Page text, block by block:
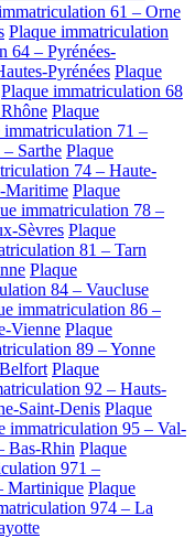
61 – Orne
Plaque immatriculation
64 – Pyrénées-
Pyrénées Plaque
Plaque immatriculation 68
Plaque
immatriculation 71 –
Sarthe Plaque
74 – Haute-
Maritime Plaque
immatriculation 78 –
Sèvres Plaque
81 – Tarn
Plaque
84 – Vaucluse
immatriculation 86 –
Vienne Plaque
89 – Yonne
Plaque
92 – Hauts-
Saint-Denis Plaque
immatriculation 95 – Val-
Bas-Rhin Plaque
971 –
Martinique Plaque
974 – La